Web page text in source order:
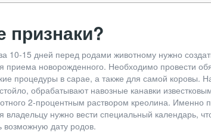
признаки?
10-15 дней перед родами животному нужно
приема новорожденного. Необходимо провести
процедуры в сарае, а также для самой коровы.
обрабатывают навозные канавки
2-процентным раствором креолина. Именно
владельцу нужно вести специальный календарь,
возможную дату родов.